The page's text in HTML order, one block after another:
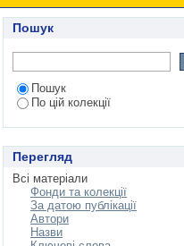
Пошук
Пошук
По цій колекції
Перегляд
Всі матеріали
Фонди та колекції
За датою публікації
Автори
Назви